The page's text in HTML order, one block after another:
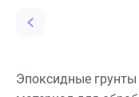
Эпоксидные